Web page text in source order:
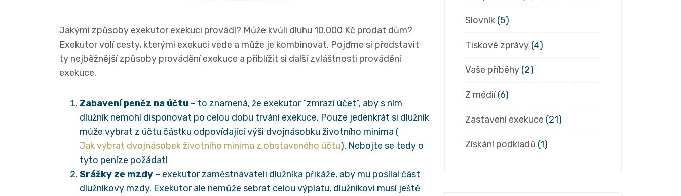
Jakými způsoby exekutor exekuci provádí? Může kvůli dluhu 10.000 Kč prodat dům?
Exekutor volí cesty, kterými exekuci vede a může je kombinovat. Pojďme si představit
ty nejběžnější způsoby provádění exekuce a přiblížit si další zvláštnosti provádění
exekuce.
Zabavení peněz na účtu – to znamená, že exekutor “zmrazí účet”, aby s ním
dlužník nemohl disponovat po celou dobu trvání exekuce. Pouze jedenkrát si dlužník
může vybrat z účtu částku odpovídající výši dvojnásobku životního minima (
Jak vybrat dvojnásobek životního minima z obstaveného účtu). Nebojte se tedy o
tyto peníze požádat!
Srážky ze mzdy – exekutor zaměstnavateli dlužníka přikáže, aby mu posílal část
dlužníkovy mzdy. Exekutor ale nemůže sebrat celou výplatu, dlužníkovi musí ještě
Slovník (5)
Tiskové zprávy (4)
Vaše příběhy (2)
Z médií(6)
Zastavení exekuce (21)
Získání podkladů (1)